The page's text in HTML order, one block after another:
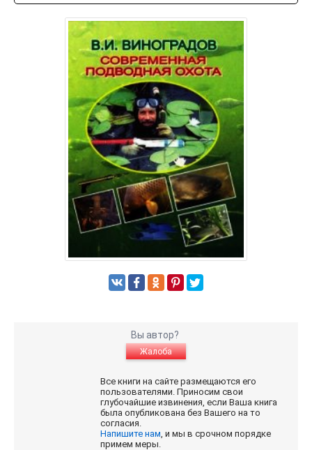
Вы автор?
Жалоба
Все книги на сайте размещаются его
пользователями. Приносим свои
глубочайшие извинения, если Ваша книга
была опубликована без Вашего на то
согласия.
Напишите нам , и мы в срочном порядке
примем меры.